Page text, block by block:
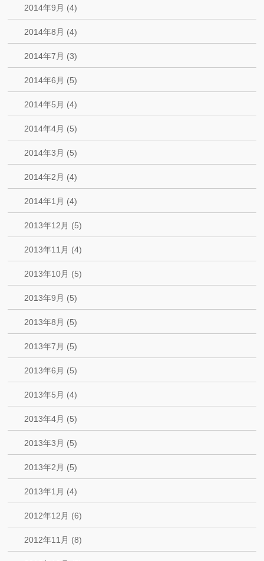
2014年9月 (4)
2014年8月 (4)
2014年7月 (3)
2014年6月 (5)
2014年5月 (4)
2014年4月 (5)
2014年3月 (5)
2014年2月 (4)
2014年1月 (4)
2013年12月 (5)
2013年11月 (4)
2013年10月 (5)
2013年9月 (5)
2013年8月 (5)
2013年7月 (5)
2013年6月 (5)
2013年5月 (4)
2013年4月 (5)
2013年3月 (5)
2013年2月 (5)
2013年1月 (4)
2012年12月 (6)
2012年11月 (8)